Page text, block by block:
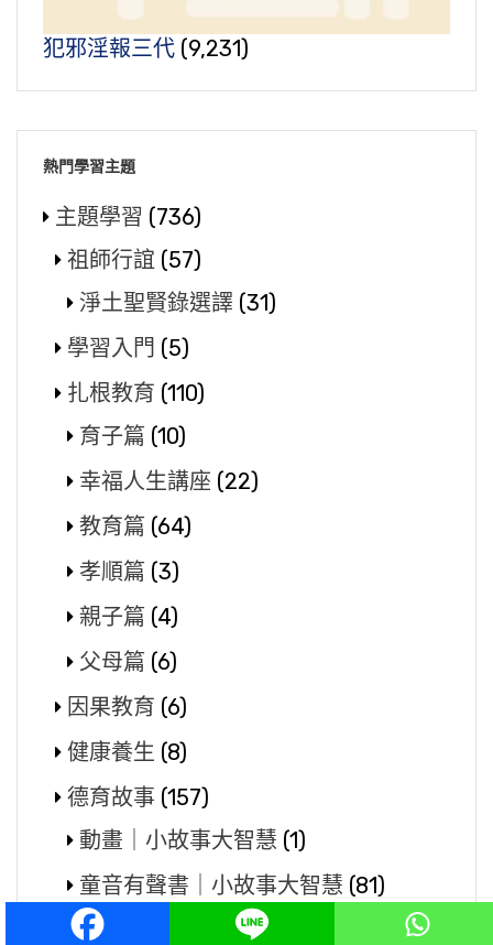
犯邪淫報三代 (9,231)
熱門學習主題
主題學習 (736)
祖師行誼 (57)
淨土聖賢錄選譯 (31)
學習入門 (5)
扎根教育 (110)
育子篇 (10)
幸福人生講座 (22)
教育篇 (64)
孝順篇 (3)
親子篇 (4)
父母篇 (6)
因果教育 (6)
健康養生 (8)
德育故事 (157)
動畫｜小故事大智慧 (1)
童音有聲書｜小故事大智慧 (81)
二十四孝圖說
(24)